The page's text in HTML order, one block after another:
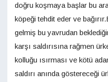
doğru koşmaya başlar bu
köpeği tehdit eder ve
gelmiş bu yavrudan
karşı saldırısına rağmen
kolluğu ısırması ve kötü
saldırı anında göstereceği